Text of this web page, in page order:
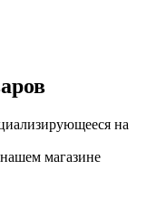
на
магазине